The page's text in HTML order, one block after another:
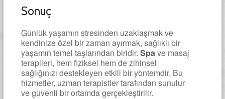
Sonuç
Günlük yaşamın stresinden uzaklaşmak ve
kendinize özel bir zaman ayırmak, sağlıklı bir
yaşamın temel taşlarından biridir. Spa ve masaj
terapileri, hem fiziksel hem de zihinsel
sağlığınızı destekleyen etkili bir yöntemdir. Bu
hizmetler, uzman terapistler tarafından sunulur
ve güvenli bir ortamda gerçekleştirilir.